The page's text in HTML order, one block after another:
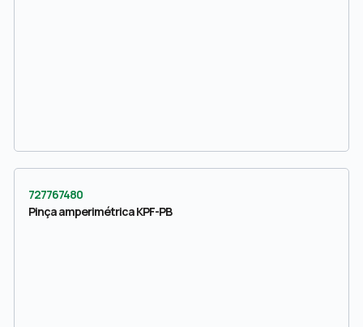
727767480
Pinça amperimétrica KPF-PB